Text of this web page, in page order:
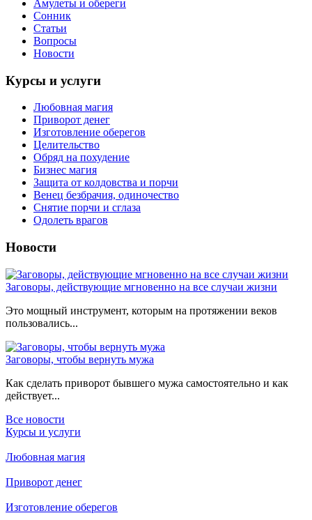
Амулеты и обереги
Сонник
Статьи
Вопросы
Новости
Курсы и услуги
Любовная магия
Приворот денег
Изготовление оберегов
Целительство
Обряд на похудение
Бизнес магия
Защита от колдовства и порчи
Венец безбрачия, одиночество
Снятие порчи и сглаза
Одолеть врагов
Новости
Заговоры, действующие мгновенно на все случаи жизни
Это мощный инструмент, которым на протяжении веков
пользовались...
Заговоры, чтобы вернуть мужа
Как сделать приворот бывшего мужа самостоятельно и как
действует...
Все новости
Курсы и услуги
Любовная магия
Приворот денег
Изготовление оберегов